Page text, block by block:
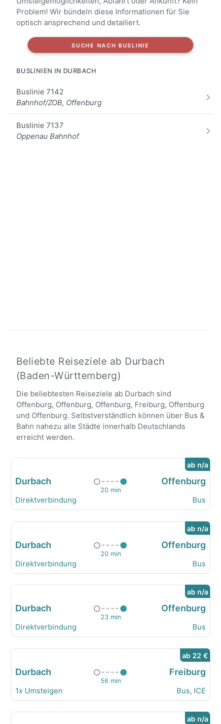
Abzw. Brandeck, Durbach
Ebersweier Unterdorf, Durbach
Problem! Wir bündeln diese Informationen für Sie
optisch ansprechend und detailiert.
SUCHE NACH BUSLINIE
BUSLINIEN IN DURBACH
Buslinie 7142
Bahnhof/ZOB, Offenburg
Buslinie 7137
Oppenau Bahnhof
Beliebte Reiseziele ab Durbach
(Baden-Württemberg)
Die beliebtesten Reiseziele ab Durbach sind
Offenburg, Offenburg, Offenburg, Freiburg, Offenburg
und Offenburg. Selbstverständlich können über Bus &
Bahn nahezu alle Städte innerhalb Deutschlands
erreicht werden.
ab n/a
Durbach
20 min
Offenburg
Direktverbindung Bus
ab n/a
Durbach
20 min
Offenburg
Direktverbindung Bus
ab n/a
Durbach
23 min
Offenburg
Direktverbindung Bus
ab 22 €
Durbach
56 min
Freiburg
1x Umsteigen Bus, ICE
ab n/a